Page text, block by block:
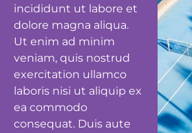
incididunt ut labore et
dolore magna aliqua.
Ut enim ad minim
veniam, quis nostrud
exercitation ullamco
laboris nisi ut aliquip ex
ea commodo
consequat. Duis aute